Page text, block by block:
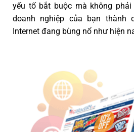
yếu tố bắt buộc mà không
doanh nghiệp của bạn thành
Internet đang bùng nổ như hiện